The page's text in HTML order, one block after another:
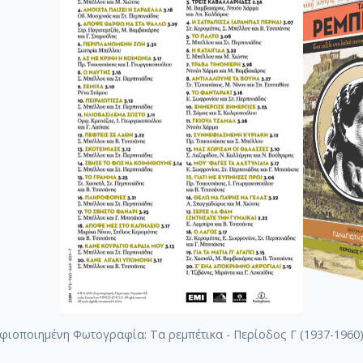
Φωτογραφία: Τα ρεμπέτικα - Περίοδος Γ (1937-